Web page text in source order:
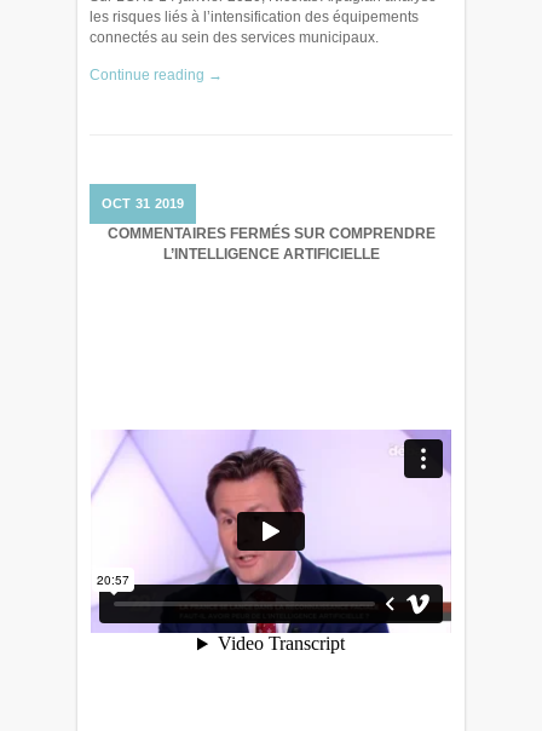
les risques liés à l’intensification des équipements
connectés au sein des services municipaux.
Continue reading →
OCT 31 2019
COMMENTAIRES FERMÉSSUR COMPRENDRE
L’INTELLIGENCE ARTIFICIELLE